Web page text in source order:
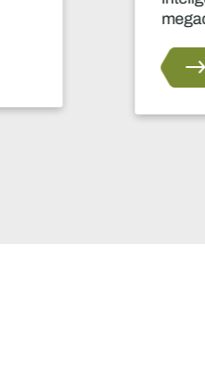
megadados, bem como as